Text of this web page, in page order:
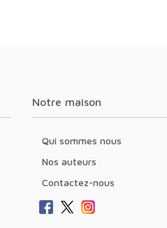
Notre maison
Qui sommes nous
Nos auteurs
Contactez-nous